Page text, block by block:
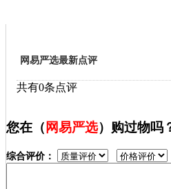
网易严选最新点评
共有0条点评
您在（ 网易严选）购过物吗
综合评价：